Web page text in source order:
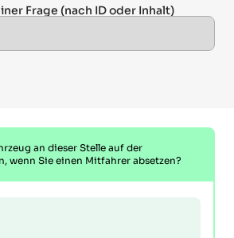
Frage (nach ID oder Inhalt)
an dieser Stelle auf der
wenn Sie einen Mitfahrer absetzen?